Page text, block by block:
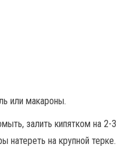
или макароны.
залить кипятком на 2-3
натереть на крупной терке.